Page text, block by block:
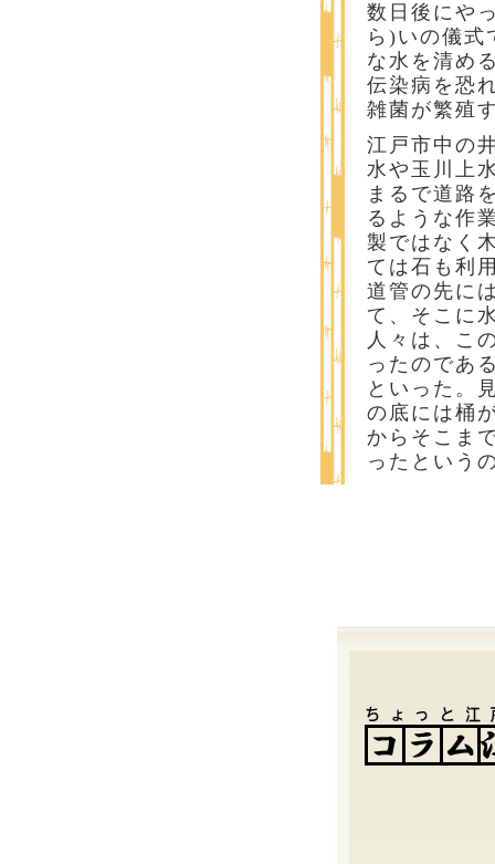
数日後にや
ら)いの儀式
な水を清め
伝染病を恐
雑菌が繁殖
江戸市中の
水や玉川上
まるで道路
るような作
製ではなく
ては石も利
道管の先に
て、そこに
人々は、こ
ったのであ
といった。
の底には桶
からそこま
ったという